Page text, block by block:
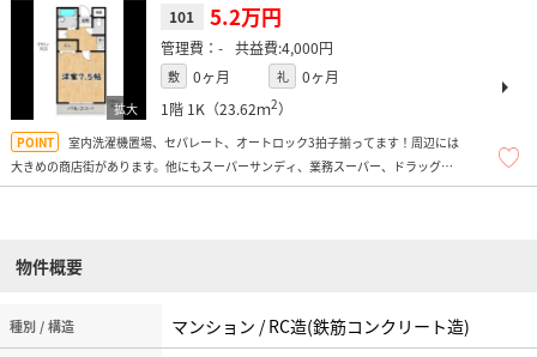
101 5.2万円
- 4,000円
敷 0ヶ月 礼
0ヶ月
1階 1K（23.62ｍ2）
室内洗濯機置場、セパレート、オートロック3拍子揃ってます！周辺には
大きめの商店街があります。他にもスーパーサンディ、業務スーパー、ドラッグス
トア多数、飲食店多数、コンビニ多数、ドン・キホーテなどがあり、便利ですよ！
物件概要
種別 / 構造 マンション / RC造(鉄筋コンクリート造)